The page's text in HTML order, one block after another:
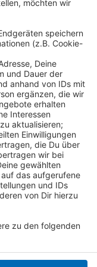
Unfall auf
wurde eine
gesperrt.